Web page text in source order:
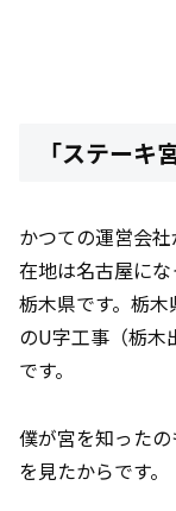
「ステーキ
かつての運営会
在地は名古屋に
栃木県です。栃
のU字工事（栃木
です。
僕が宮を知った
を見たからです。